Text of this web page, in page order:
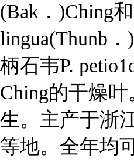
(Bak．)Ching
lingua(Thunb
柄石韦P.
Ching的干燥
生。主产于浙
等地。全年均